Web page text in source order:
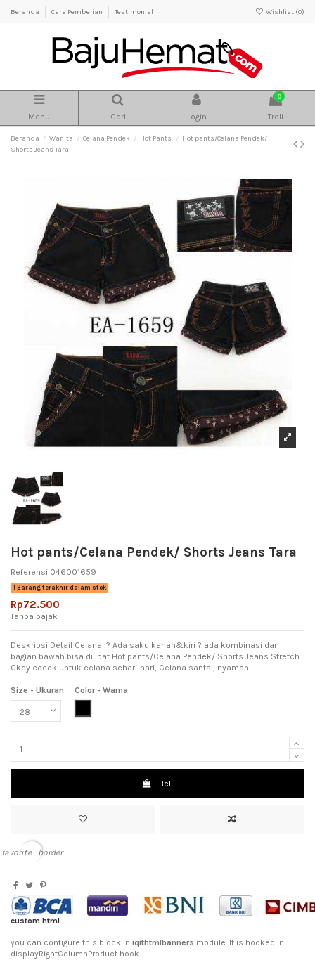
Beranda Cara Pembelian Testimonial Wishlist (0)
Menu Cari Login
0
Troli
Beranda Wanita Celana Pendek Hot Pants
Hot pants/Celana Pendek/
Shorts Jeans Tara
Hot pants/Celana Pendek/ Shorts Jeans Tara
Referensi 046001659
Barang terakhir dalam stok
Rp72.500
Tanpa pajak
Deskripsi Detail Celana :? Ada saku kanan&kiri ? ada kombinasi dan
bagian bawah bisa dilipat Hot pants/Celana Pendek/ Shorts Jeans Stretch
Ckey cocok untuk celana sehari-hari, Celana santai, nyaman
Size - Ukuran
Color - Warna
Beli
favorite_border
custom html
you can configure this block in iqithtmlbanners module. It is hooked in
displayRightColumnProduct hook.